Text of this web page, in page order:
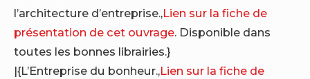
l’architecture d’entreprise.,Lien sur la fiche de
présentation de cet ouvrage. Disponible dans
toutes les bonnes librairies.}
|{L’Entreprise du bonheur.,Lien sur la fiche de